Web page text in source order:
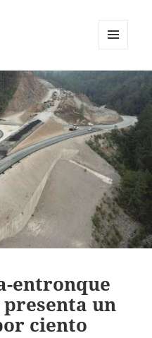
WIDGETS
entronque
un
ciento